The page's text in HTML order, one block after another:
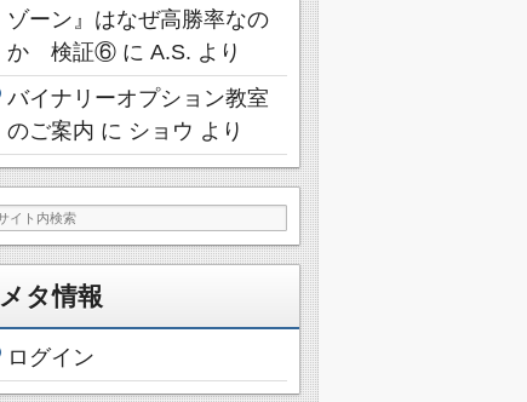
ゾーン』はなぜ高勝率なの
か 検証⑥ に A.S. より
バイナリーオプション教室
のご案内 に ショウ より
メタ情報
ログイン